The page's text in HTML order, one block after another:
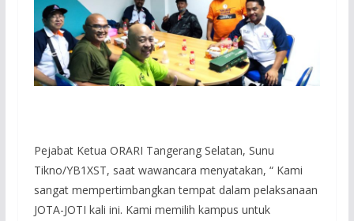
Pejabat Ketua ORARI Tangerang Selatan, Sunu
Tikno/YB1XST, saat wawancara menyatakan, “ Kami
sangat mempertimbangkan tempat dalam pelaksanaan
JOTA-JOTI kali ini. Kami memilih kampus untuk